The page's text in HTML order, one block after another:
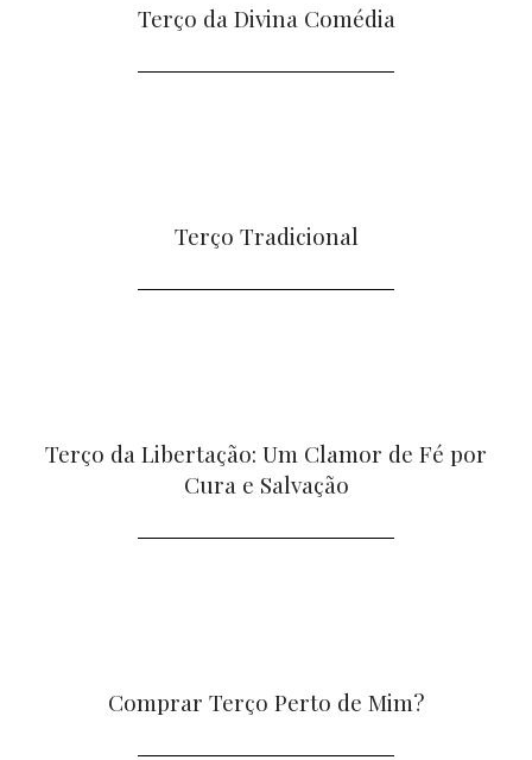
Terço da Divina Comédia
Terço Tradicional
Terço da Libertação: Um Clamor de Fé por
Cura e Salvação
Comprar Terço Perto de Mim?